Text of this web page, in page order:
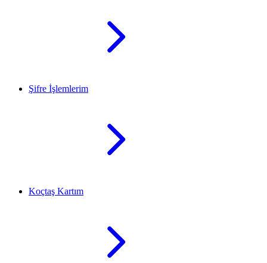
Şifre İşlemlerim
Koçtaş Kartım